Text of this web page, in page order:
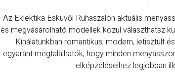
Az Eklektika Esküvői Ruhaszalon aktuális
és megvásárolható modellek közül választhatsz
Kínálatunkban romantikus, modern, letisztult
egyaránt megtalálhatók, hogy minden
elképzeléseihez legjobban